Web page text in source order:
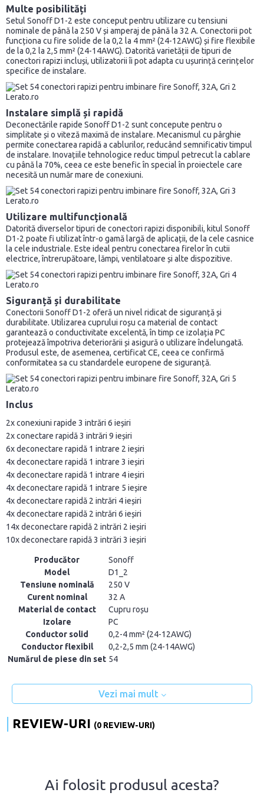
Multe posibilități
Setul Sonoff D1-2 este conceput pentru utilizare cu tensiuni
nominale de până la 250 V și amperaj de până la 32 A. Conectorii pot
funcționa cu fire solide de la 0,2 la 4 mm² (24-12AWG) și fire flexibile
de la 0,2 la 2,5 mm² (24-14AWG). Datorită varietății de tipuri de
conectori rapizi incluși, utilizatorii îi pot adapta cu ușurință cerințelor
specifice de instalare.
Instalare simplă și rapidă
Deconectările rapide Sonoff D1-2 sunt concepute pentru o
simplitate și o viteză maximă de instalare. Mecanismul cu pârghie
permite conectarea rapidă a cablurilor, reducând semnificativ timpul
de instalare. Inovațiile tehnologice reduc timpul petrecut la cablare
cu până la 70%, ceea ce este benefic în special în proiectele care
necesită un număr mare de conexiuni.
Utilizare multifuncțională
Datorită diverselor tipuri de conectori rapizi disponibili, kitul Sonoff
D1-2 poate fi utilizat într-o gamă largă de aplicații, de la cele casnice
la cele industriale. Este ideal pentru conectarea firelor în cutii
electrice, întrerupătoare, lămpi, ventilatoare și alte dispozitive.
Siguranță și durabilitate
Conectorii Sonoff D1-2 oferă un nivel ridicat de siguranță și
durabilitate. Utilizarea cuprului roșu ca material de contact
garantează o conductivitate excelentă, în timp ce izolația PC
protejează împotriva deteriorării și asigură o utilizare îndelungată.
Produsul este, de asemenea, certificat CE, ceea ce confirmă
conformitatea sa cu standardele europene de siguranță.
Inclus
2x conexiuni rapide 3 intrări 6 ieșiri
2x conectare rapidă 3 intrări 9 ieșiri
6x deconectare rapidă 1 intrare 2 ieșiri
4x deconectare rapidă 1 intrare 3 ieșiri
4x deconectare rapidă 1 intrare 4 ieșiri
4x deconectare rapidă 1 intrare 5 ieșire
4x deconectare rapidă 2 intrări 4 ieșiri
4x deconectare rapidă 2 intrări 6 ieșiri
14x deconectare rapidă 2 intrări 2 ieșiri
10x deconectare rapidă 3 intrări 3 ieșiri
Producător
Sonoff
Model
D1_2
Tensiune nominală
250 V
Curent nominal
32 A
Material de contact
Cupru roșu
Izolare
PC
Conductor solid
0,2-4 mm² (24-12AWG)
Conductor flexibil
0,2-2,5 mm (24-14AWG)
Numărul de piese din set 54
Vezi mai mult
REVIEW-URI (0 REVIEW-URI)
Ai folosit produsul acesta?